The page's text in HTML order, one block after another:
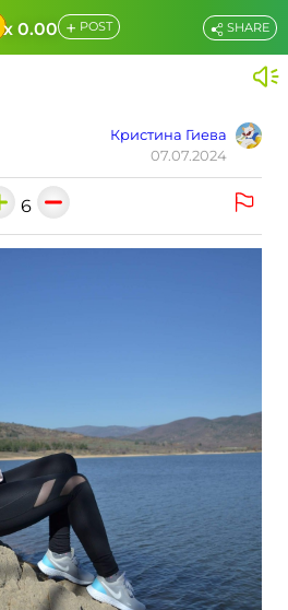
x 0.00 + POST
Кристина Гиева
07.07.2024
SHARE
6